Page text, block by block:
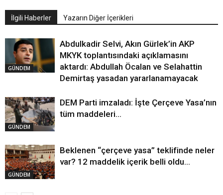
İlgili Haberler Yazarın Diğer İçerikleri
GÜNDEM
Abdulkadir Selvi, Akın Gürlek’in AKP
MKYK toplantısındaki açıklamasını
aktardı: Abdullah Öcalan ve Selahattin
Demirtaş yasadan yararlanamayacak
GÜNDEM
DEM Parti imzaladı: İşte Çerçeve Yasa’nın
tüm maddeleri…
GÜNDEM
Beklenen “çerçeve yasa” teklifinde neler
var? 12 maddelik içerik belli oldu…